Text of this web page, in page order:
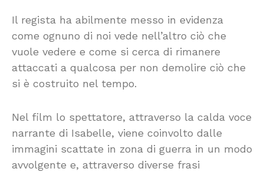
Il regista ha abilmente messo in evidenza
come ognuno di noi vede nell’altro ciò che
vuole vedere e come si cerca di rimanere
attaccati a qualcosa per non demolire ciò che
si è costruito nel tempo.
Nel film lo spettatore, attraverso la calda voce
narrante di Isabelle, viene coinvolto dalle
immagini scattate in zona di guerra in un modo
avvolgente e, attraverso diverse frasi